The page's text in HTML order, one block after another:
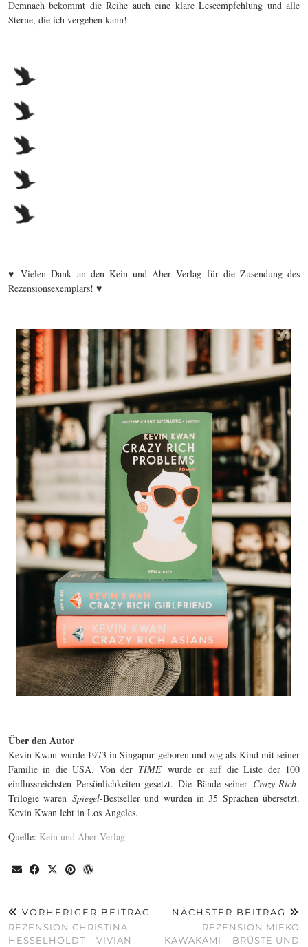
Demnach bekommt die Reihe auch eine klare Leseempfehlung und alle
Sterne, die ich vergeben kann!
♥ Vielen Dank an den Kein und Aber Verlag für die Zusendung des
Rezensionsexemplars! ♥
Über den Autor
Kevin Kwan wurde 1973 in Singapur geboren und zog als Kind mit seiner
Familie in die USA. Von der TIME wurde er auf die Liste der 100
einflussreichsten Persönlichkeiten gesetzt. Die Bände seiner Crazy-Rich-
Trilogie waren Spiegel-Bestseller und wurden in 35 Sprachen übersetzt.
Kevin Kwan lebt in Los Angeles.
Quelle: Kein und Aber Verlag
VORHERIGER BEITRAG
REZENSION CHRISTINA
HESSELHOLDT – VIVIAN
NÄCHSTER BEITRAG
REZENSION MIEKO
KAWAKAMI – BRÜSTE UND